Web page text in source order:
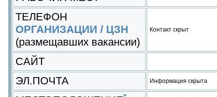
ТЕЛЕФОН
ОРГАНИЗАЦИИ / ЦЗН
(размещавших вакансии)
Контакт скрыт
САЙТ
ЭЛ.ПОЧТА
Информация скрыта